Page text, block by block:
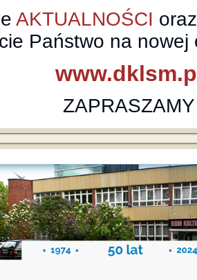
AKTUALNOŚCI
Państwo na nowej
ZAPRASZAMY